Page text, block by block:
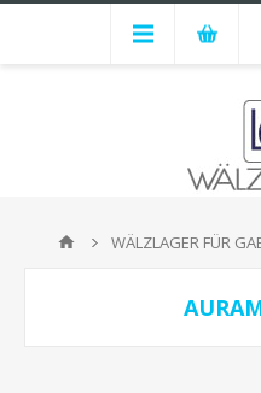
WÄLZLAGER FÜR